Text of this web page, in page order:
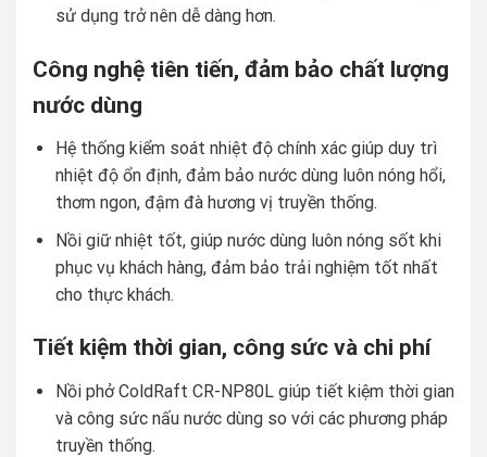
sử dụng trở nên dễ dàng hơn.
Công nghệ tiên tiến, đảm bảo chất lượng
nước dùng
Hệ thống kiểm soát nhiệt độ chính xác giúp duy trì
nhiệt độ ổn định, đảm bảo nước dùng luôn nóng hổi,
thơm ngon, đậm đà hương vị truyền thống.
Nồi giữ nhiệt tốt, giúp nước dùng luôn nóng sốt khi
phục vụ khách hàng, đảm bảo trải nghiệm tốt nhất
cho thực khách.
Tiết kiệm thời gian, công sức và chi phí
Nồi phở ColdRaft CR-NP80L giúp tiết kiệm thời gian
và công sức nấu nước dùng so với các phương pháp
truyền thống.